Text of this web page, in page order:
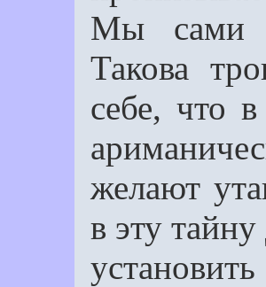
Мы сами
Такова
себе, что
желают
в эту